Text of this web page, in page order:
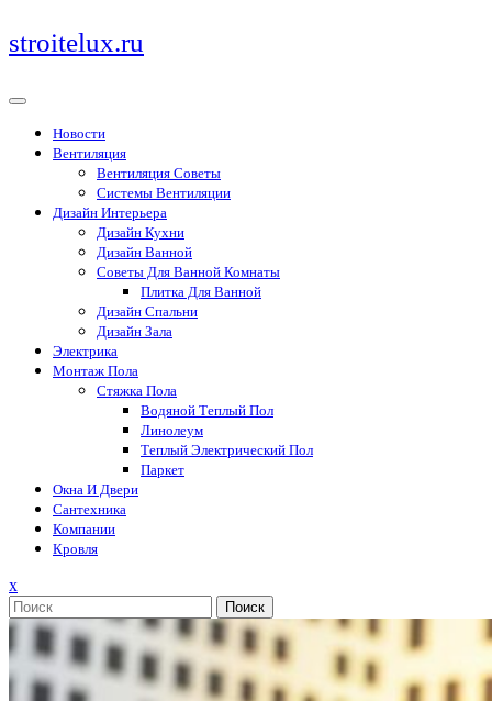
Перейти
к
stroitelux.ru
Новости
Вентиляция
Вентиляция Советы
Системы Вентиляции
Дизайн Интерьера
Дизайн Кухни
Дизайн Ванной
Советы Для Ванной Комнаты
Плитка Для Ванной
Дизайн Спальни
Дизайн Зала
Электрика
Монтаж Пола
Стяжка Пола
Водяной Теплый Пол
Линолеум
Теплый Электрический Пол
Паркет
Окна И Двери
Сантехника
Компании
Кровля
xЗакрыть
меню
Поиск